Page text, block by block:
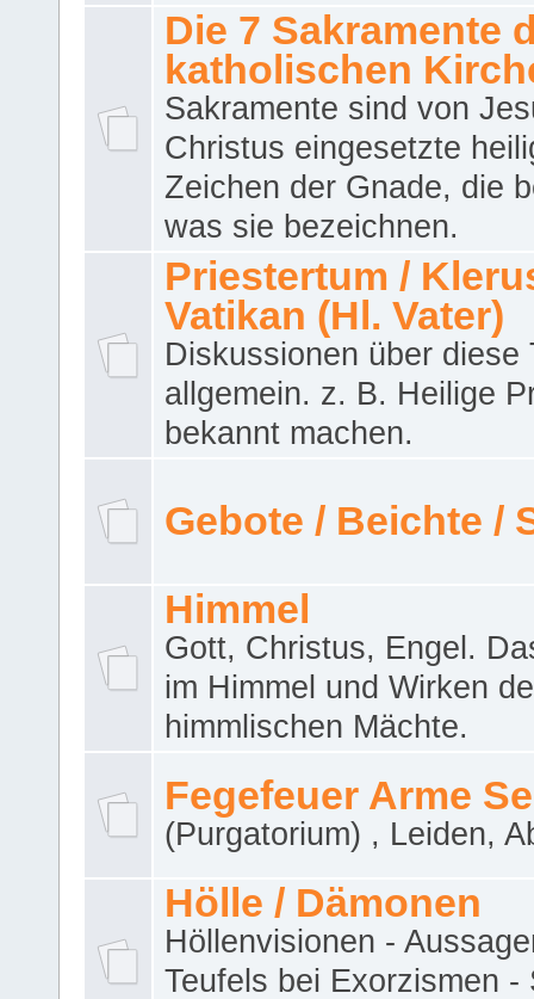
Die 7 Sakramente
katholischen
Sakramente sind von
Christus eingesetzte
Zeichen der Gnade, die
was sie bezeichnen.
Priestertum /
Vatikan (Hl. Vater)
Diskussionen über diese
allgemein. z. B. Heilige
bekannt machen.
Gebote / Beichte /
Himmel
Gott, Christus, Engel.
im Himmel und Wirken
himmlischen Mächte.
Fegefeuer Arme
(Purgatorium) , Leiden,
Hölle / Dämonen
Höllenvisionen -
Teufels bei Exorzismen -